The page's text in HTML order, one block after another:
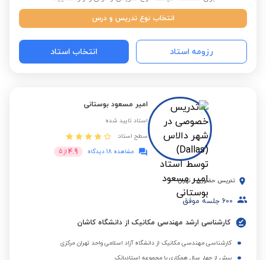
انتخاب نوع تدریس و درس
رزومه استاد انتخاب استاد
امیر مسعود بوستانی
استاد تایید شده
سطح استاد:
مشاهده 18 دیدگاه
4.9 از 5
تدریس حضوری - تهران
600 جلسه موفق
کارشناسی ارشد مهندسی مکانیک از دانشگاه کاشان
کارشناسی مهندسی مکانیک از دانشگاه آزاد اسلامی واحد تهران مرکزی
بیش از چهار سال همکاری با مجموعه استادبانک